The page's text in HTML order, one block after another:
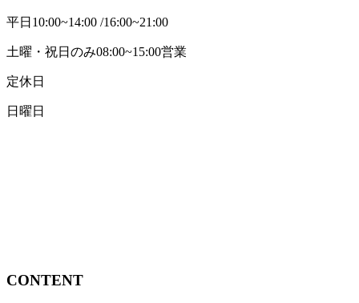
平日10:00~14:00 /16:00~21:00
土曜・祝日のみ08:00~15:00営業
定休日
日曜日
CONTENT